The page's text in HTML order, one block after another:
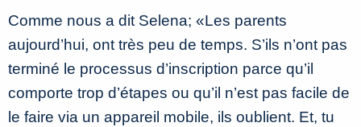
Comme nous a dit Selena; «Les parents
aujourd’hui, ont très peu de temps. S’ils n’ont pas
terminé le processus d’inscription parce qu’il
comporte trop d’étapes ou qu’il n’est pas facile de
le faire via un appareil mobile, ils oublient. Et, tu